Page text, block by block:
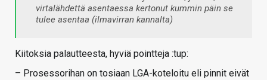
virtalähdettä asentaessa kertonut kummin päin se
tulee asentaa (ilmavirran kannalta)
Kiitoksia palautteesta, hyviä pointteja :tup:
– Prosessorihan on tosiaan LGA-koteloitu eli pinnit eivät